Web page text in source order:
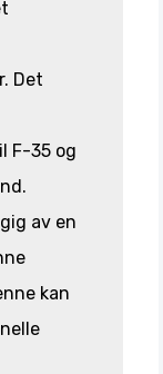
Det
F-35 og
av en
kan